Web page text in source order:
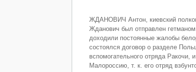
ЖДАНОВИЧ Антон, киевский
Жданович был отправлен
доходили постоянные жалобы
состоялся договор о разделе
вспомогательного отряда
Малороссию, т. к. его отряд